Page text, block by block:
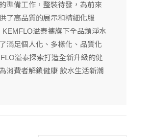
準備工作，整裝待發，為前來
了高品質的展示和精細化服
KEMFLO溢泰攜旗下全品類淨水
滿足個人化、多樣化、品質化
溢泰探索打造全新升級的健
消費者解鎖健康 飲水生活新潮